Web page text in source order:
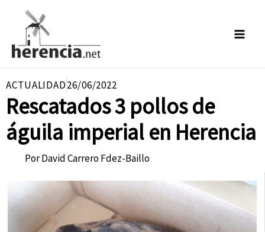
contenido
ACTUALIDAD26/06/2022
Rescatados 3 pollos de
águila imperial en Herencia
PorDavid Carrero Fdez-Baillo